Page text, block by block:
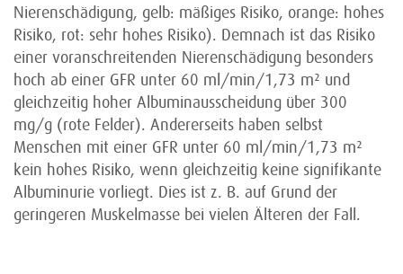
Nierenschädigung, gelb: mäßiges Risiko, orange: hohes
Risiko, rot: sehr hohes Risiko). Demnach ist das Risiko
einer voranschreitenden Nierenschädigung besonders
hoch ab einer GFR unter 60 ml/min/1,73 m² und
gleichzeitig hoher Albumin­ausscheidung über 300
mg/g (rote Felder). Andererseits haben selbst
Menschen mit einer GFR unter 60 ml/min/1,73 m²
kein hohes Risiko, wenn gleichzeitig keine signifikante
Albuminurie vorliegt. Dies ist z. B. auf Grund der
geringeren Muskelmasse bei vielen Älteren der Fall.